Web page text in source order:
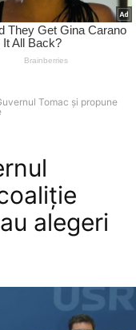
Tomac și propune
alegeri